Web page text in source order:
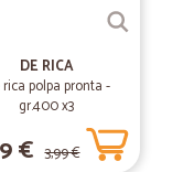
DE RICA
rica polpa pronta -
gr.400 x3
€ 3,99 €